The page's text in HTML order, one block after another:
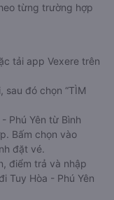
từng trường hợp
tải app Vexere trên
sau đó chọn “TÌM
Phú Yên từ Bình
Bấm chọn vào
đặt vé.
điểm trả và nhập
Tuy Hòa - Phú Yên